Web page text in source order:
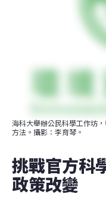
海科大舉辦公民科學工作坊
方法。攝影：李育琴。
挑戰官方科
政策改變